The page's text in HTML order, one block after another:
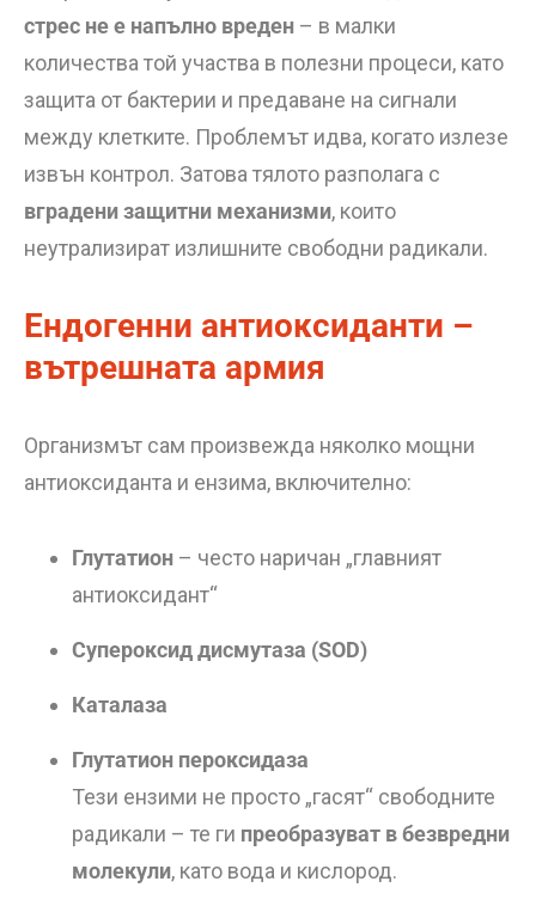
стрес не е напълно вреден – в малки
количества той участва в полезни процеси, като
защита от бактерии и предаване на сигнали
между клетките. Проблемът идва, когато излезе
извън контрол. Затова тялото разполага с
вградени защитни механизми, които
неутрализират излишните свободни радикали.
Ендогенни антиоксиданти –
вътрешната армия
Организмът сам произвежда няколко мощни
антиоксиданта и ензима, включително:
Глутатион – често наричан „главният
антиоксидант“
Супероксид дисмутаза (SOD)
Каталаза
Глутатион пероксидаза
Тези ензими не просто „гасят“ свободните
радикали – те ги преобразуват в безвредни
молекули, като вода и кислород.